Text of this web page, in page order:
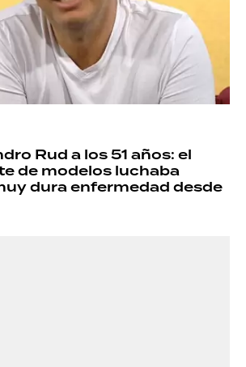
Rud a los 51 años: el
de modelos luchaba
dura enfermedad desde